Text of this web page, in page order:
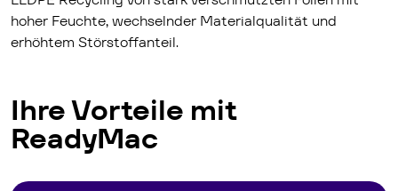
hoher Feuchte, wechselnder Materialqualität und
erhöhtem Störstoffanteil.
Ihre Vorteile mit
ReadyMac